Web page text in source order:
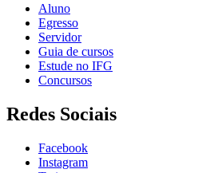
Aluno
Egresso
Servidor
Guia de cursos
Estude no IFG
Concursos
Redes Sociais
Facebook
Instagram